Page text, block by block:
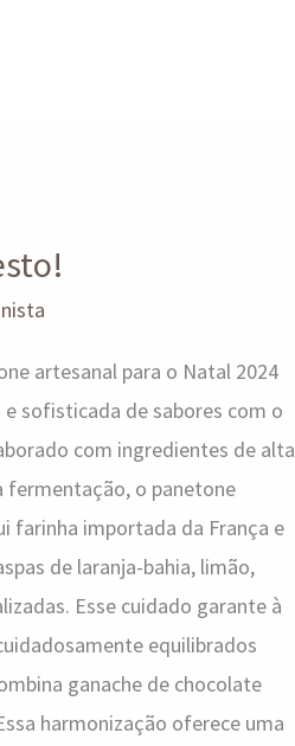
artesanal para o Natal 2024
sofisticada de sabores com o
com ingredientes de alta
fermentação, o panetone
farinha importada da França e
de laranja-bahia, limão,
Esse cuidado garante à
equilibrados
ganache de chocolate
harmonização oferece uma